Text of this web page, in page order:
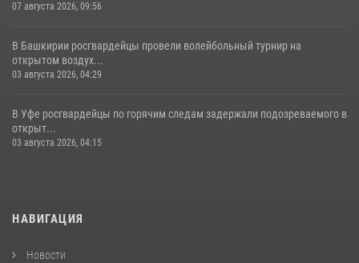
07 августа 2026, 09:56
В Башкирии росгвардейцы провели волейбольный турнир на
открытом воздух...
03 августа 2026, 04:29
В Уфе росгвардейцы по горячим следам задержали подозреваемого в
открыт...
03 августа 2026, 04:15
НАВИГАЦИЯ
Новости